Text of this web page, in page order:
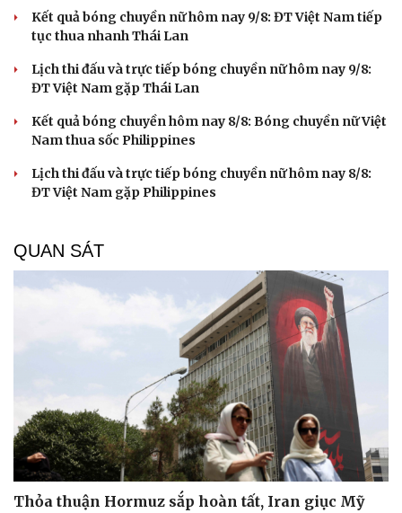
Kết quả bóng chuyền nữ hôm nay 9/8: ĐT Việt Nam tiếp
tục thua nhanh Thái Lan
Lịch thi đấu và trực tiếp bóng chuyền nữ hôm nay 9/8:
ĐT Việt Nam gặp Thái Lan
Kết quả bóng chuyền hôm nay 8/8: Bóng chuyền nữ Việt
Nam thua sốc Philippines
Lịch thi đấu và trực tiếp bóng chuyền nữ hôm nay 8/8:
ĐT Việt Nam gặp Philippines
QUAN SÁT
Thỏa thuận Hormuz sắp hoàn tất, Iran giục Mỹ